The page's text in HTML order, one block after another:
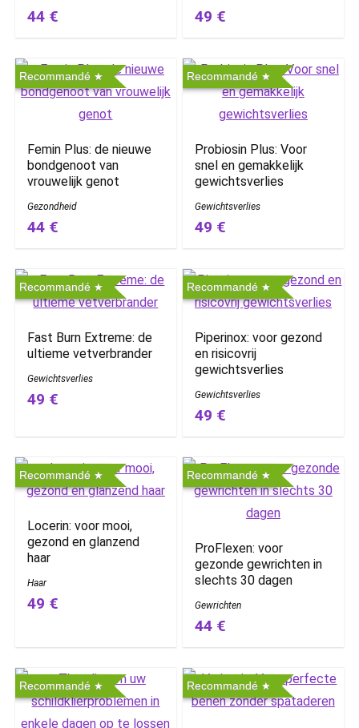
44 € 49 €
Recommandé
Femin Plus: de nieuwe
bondgenoot van
vrouwelijk genot
Gezondheid
44 €
Recommandé
Probiosin Plus: Voor
snel en gemakkelijk
gewichtsverlies
Gewichtsverlies
49 €
Recommandé
Fast Burn Extreme: de
ultieme vetverbrander
Gewichtsverlies
49 €
Recommandé
Piperinox: voor gezond
en risicovrij
gewichtsverlies
Gewichtsverlies
49 €
Recommandé
Locerin: voor mooi,
gezond en glanzend
haar
Haar
49 €
Recommandé
ProFlexen: voor
gezonde gewrichten in
slechts 30 dagen
Gewrichten
44 €
Recommandé Recommandé